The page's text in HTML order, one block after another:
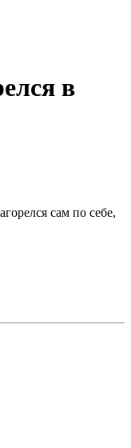
в
сам по себе,